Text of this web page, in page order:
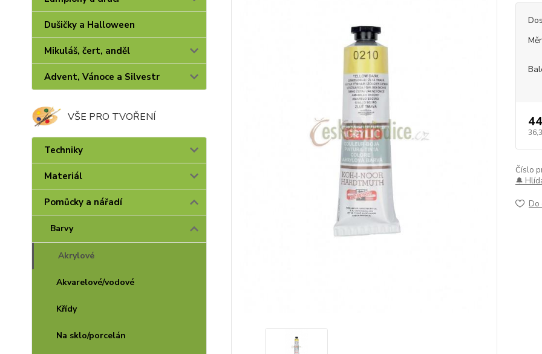
Dušičky a Halloween
Mikuláš, čert, anděl
Advent, Vánoce a Silvestr
VŠE PRO TVOŘENÍ
Techniky
Materiál
Pomůcky a nářadí
Barvy
Akrylové
Akvarelové/vodové
Křídy
Na sklo/porcelán
Číslo
🔔
Do